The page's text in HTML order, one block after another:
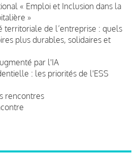
« Emploi et Inclusion dans la
»
territoriale de l’entreprise : quels
plus durables, solidaires et
par l'IA
: les priorités de l'ESS
rencontres